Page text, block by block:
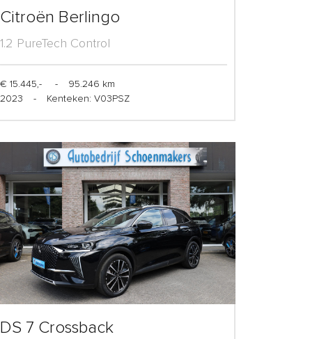
Citroën Berlingo
1.2 PureTech Control
€ 15.445,- -
95.246 km
2023
- Kenteken: V03PSZ
DS 7 Crossback